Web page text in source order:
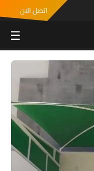
اتصل الان
☰